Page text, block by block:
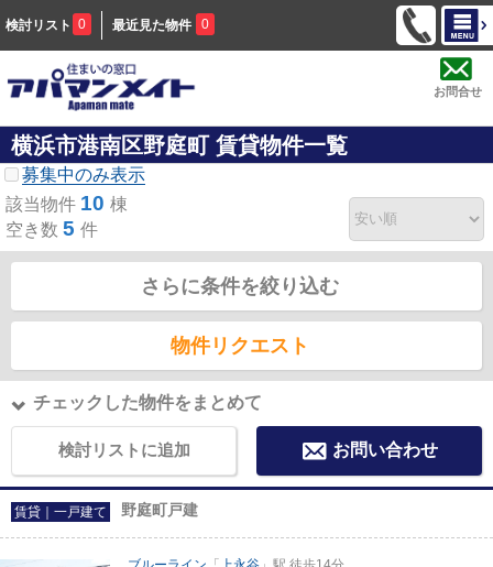
検討リスト 0 最近見た物件 0
お問合せ
横浜市港南区野庭町 賃貸物件一覧
募集中のみ表示
該当物件 10 棟
空き数 5 件
さらに条件を絞り込む
物件リクエスト
チェックした物件をまとめて
検討リストに追加 お問い合わせ
賃貸｜一戸建て 野庭町戸建